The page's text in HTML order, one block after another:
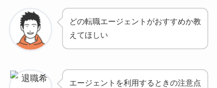
どの転職エージェントがおすすめか教
えてほしい
エージェントを利用するときの注意点